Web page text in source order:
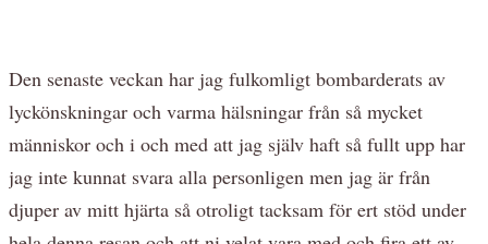
Den senaste veckan har jag fulkomligt bombarderats av
lyckönskningar och varma hälsningar från så mycket
människor och i och med att jag själv haft så fullt upp har
jag inte kunnat svara alla personligen men jag är från
djuper av mitt hjärta så otroligt tacksam för ert stöd under